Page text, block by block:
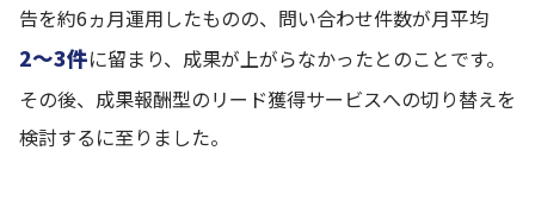
告を約6ヵ月運用したものの、問い合わせ件数が月平均
2〜3件に留まり、成果が上がらなかったとのことです。
その後、成果報酬型のリード獲得サービスへの切り替えを
検討するに至りました。